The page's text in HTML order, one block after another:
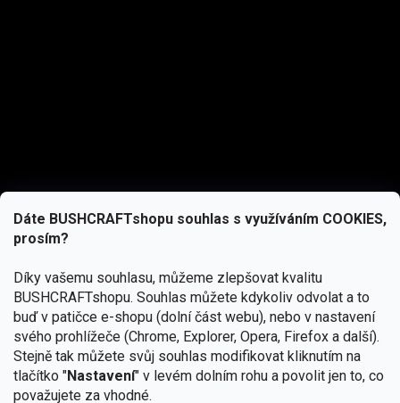
Dáte BUSHCRAFTshopu souhlas s využíváním COOKIES,
prosím?
Díky vašemu souhlasu, můžeme zlepšovat kvalitu
BUSHCRAFTshopu. Souhlas můžete kdykoliv odvolat a to
buď v patičce e-shopu (dolní část webu), nebo v nastavení
svého prohlížeče (Chrome, Explorer, Opera, Firefox a další).
Stejně tak můžete svůj souhlas modifikovat kliknutím na
tlačítko "Nastavení" v levém dolním rohu a povolit jen to, co
považujete za vhodné.